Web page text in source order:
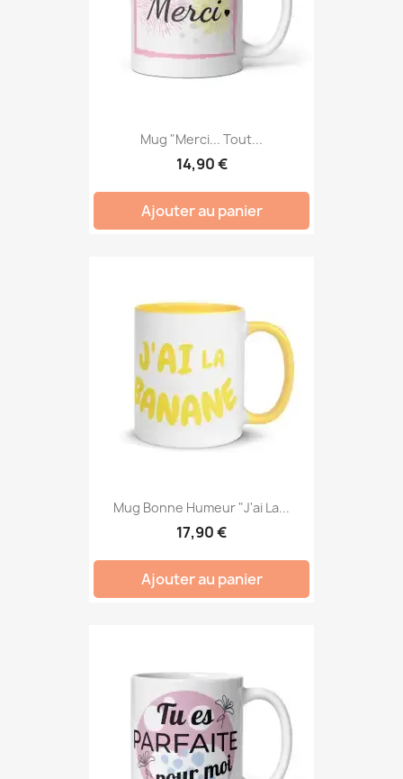
Mug "Merci... Tout...
14,90 €
Ajouter au panier
Mug Bonne Humeur "J'ai La...
17,90 €
Ajouter au panier